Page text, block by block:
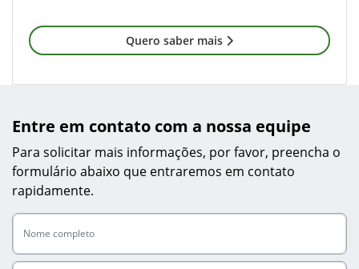
Quero saber mais
Entre em contato com a nossa equipe
Para solicitar mais informações, por favor, preencha o
formulário abaixo que entraremos em contato
rapidamente.